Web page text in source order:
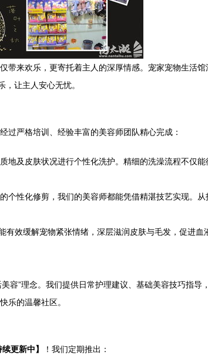
来欢乐，更寄托着主人的深厚情感。宠家宠物生活
让主人安心无忧。
过严格培训、经验丰富的美容师团队精心完成：
地及皮肤状况进行个性化洗护。精细的洗澡流程不仅
个性化修剪，我们的美容师都能凭借精湛技艺实现。
有效缓解宠物紧张情绪，深层滋润皮肤与毛发，促进
容”理念。我们提供日常护理建议、基础美容技巧指
乐的温馨社区。
更新中】 ！我们定期推出：